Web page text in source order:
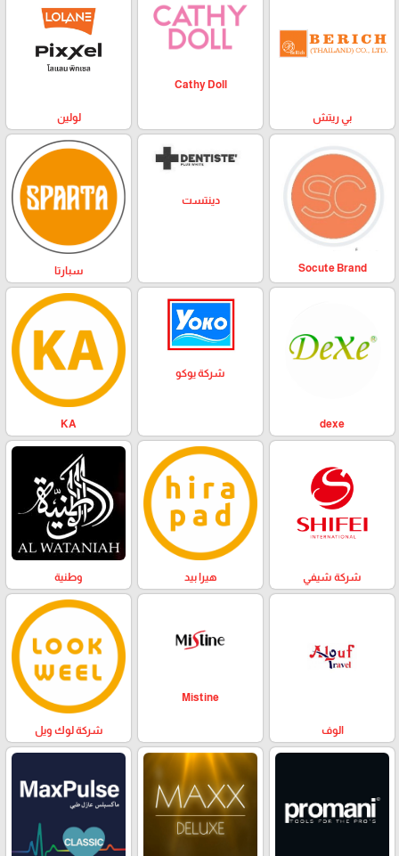
بي ريتش
Cathy Doll
لولين
Socute Brand
دينتست
سبارتا
dexe
شركة يوكو
KA
شركة شيفي هيرا بيد وطنية
الوف
Mistine
شركة لوك ويل